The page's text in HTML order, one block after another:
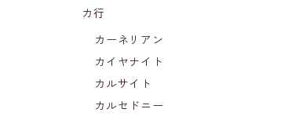
カ行
カーネリアン
カイヤナイト
カルサイト
カルセドニー